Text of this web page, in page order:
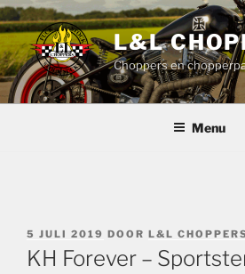
Ga
naar
de
inhoud
L&L
Choppers en
Menu
GEPLAATST
OP
5 JULI 2019 DOOR L&L
KH Forever –